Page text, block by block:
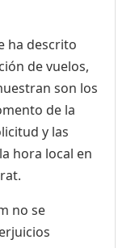
ha descrito
de vuelos,
son los
de la
y las
hora local en
no se